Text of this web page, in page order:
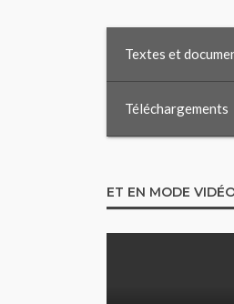
Textes et
Téléchargements
ET EN MODE